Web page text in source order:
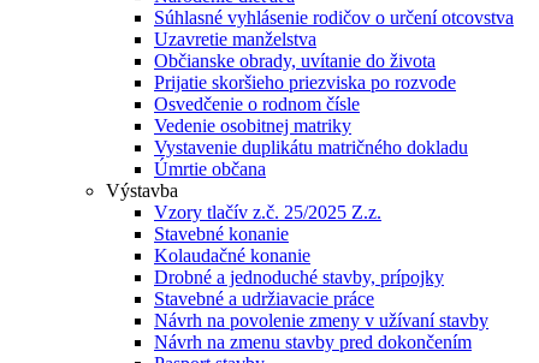
Súhlasné vyhlásenie rodičov o určení otcovstva
Uzavretie manželstva
Občianske obrady, uvítanie do života
Prijatie skoršieho priezviska po rozvode
Osvedčenie o rodnom čísle
Vedenie osobitnej matriky
Vystavenie duplikátu matričného dokladu
Úmrtie občana
Výstavba
Vzory tlačív z.č. 25/2025 Z.z.
Stavebné konanie
Kolaudačné konanie
Drobné a jednoduché stavby, prípojky
Stavebné a udržiavacie práce
Návrh na povolenie zmeny v užívaní stavby
Návrh na zmenu stavby pred dokončením